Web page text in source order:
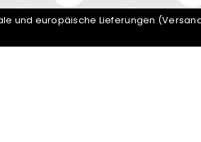
und europäische Lieferungen